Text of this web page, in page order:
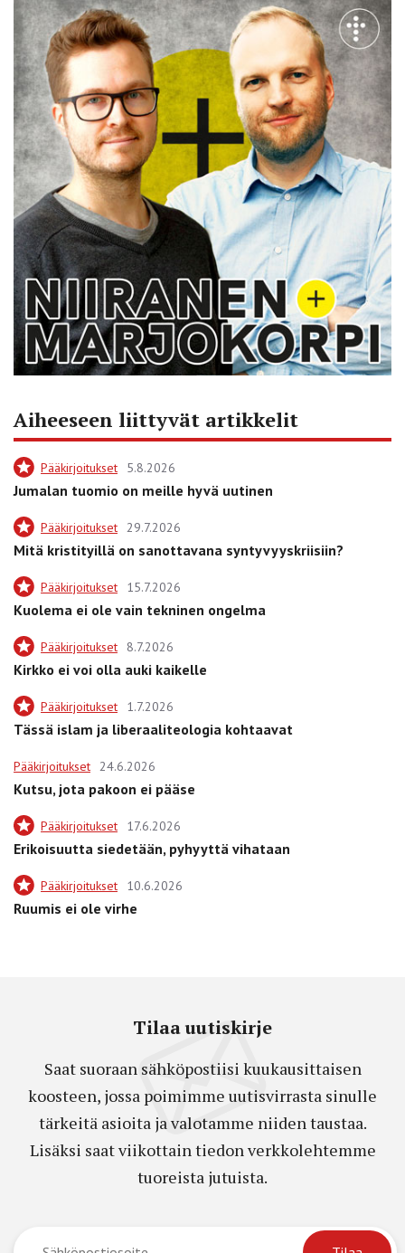
Aiheeseen liittyvät artikkelit
Pääkirjoitukset 5.8.2026
Jumalan tuomio on meille hyvä uutinen
Pääkirjoitukset 29.7.2026
Mitä kristityillä on sanottavana syntyvyyskriisiin?
Pääkirjoitukset 15.7.2026
Kuolema ei ole vain tekninen ongelma
Pääkirjoitukset 8.7.2026
Kirkko ei voi olla auki kaikelle
Pääkirjoitukset 1.7.2026
Tässä islam ja liberaaliteologia kohtaavat
Pääkirjoitukset 24.6.2026
Kutsu, jota pakoon ei pääse
Pääkirjoitukset 17.6.2026
Erikoisuutta siedetään, pyhyyttä vihataan
Pääkirjoitukset 10.6.2026
Ruumis ei ole virhe
Tilaa uutiskirje
Saat suoraan sähköpostiisi kuukausittaisen
koosteen, jossa poimimme uutisvirrasta sinulle
tärkeitä asioita ja valotamme niiden taustaa.
Lisäksi saat viikottain tiedon verkkolehtemme
tuoreista jutuista.